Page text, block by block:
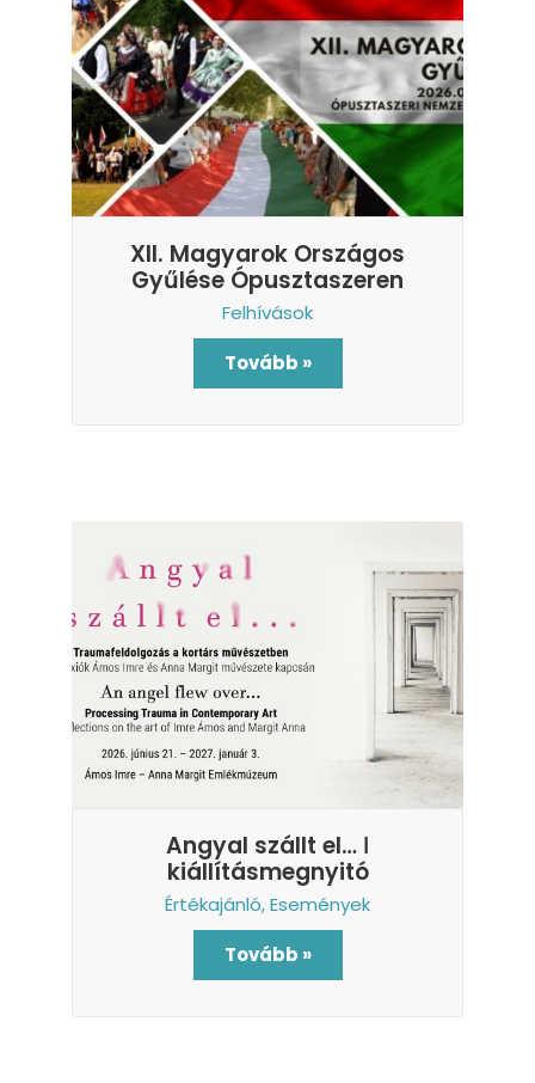
XII. Magyarok Országos
Gyűlése Ópusztaszeren
Felhívások
Tovább »
Angyal szállt el… ǀ
kiállításmegnyitó
Értékajánló,Események
Tovább »